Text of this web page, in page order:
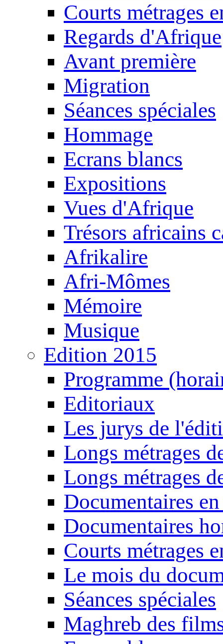
Courts métrages
Regards d'Afrique
Avant première
Migration
Séances spéciales
Hommage
Ecrans blancs
Expositions
Vues d'Afrique
Trésors africains
Afrikalire
Afri-Mômes
Mémoire
Musique
Edition 2015
Programme
Editoriaux
Les jurys de
Longs métrages
Longs métrages
Documentaires
Documentaires
Courts métrages
Le mois du
Séances spéciales
Maghreb des